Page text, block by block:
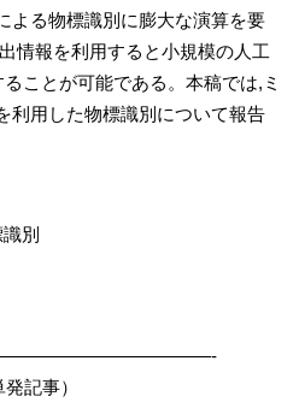
よる物標識別に膨大な演算を要
情報を利用すると小規模の人工
ことが可能である。本稿では,ミ
利用した物標識別について報告
別
記事）